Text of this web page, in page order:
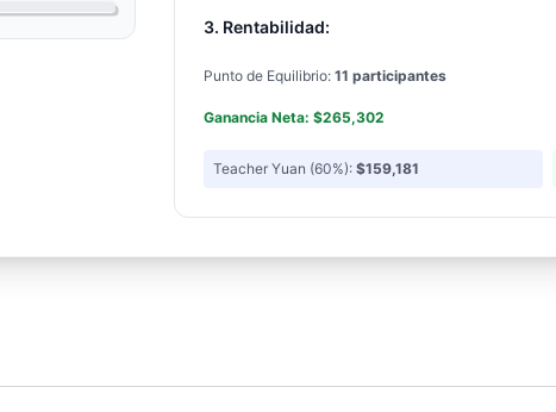
3. Rentabilidad:
Punto de Equilibrio: 11 participantes
Ganancia Neta: $265,302
Teacher Yuan (60%): $159,181